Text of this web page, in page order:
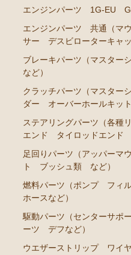
ンカップリング ホース
ブレーキパーツ（マス
ト ホース など）
クラッチパーツ（マス
ーズシリンダー オーバ
ステアリングパーツ（
ツ ラックエンド タイ
足回りパーツ（アッパ
ルジョイント ブッシュ
燃料パーツ（ポンプ
駆動パーツ（センター
ウエザーストリップ
エアコン ヒーター関係
エンジンパーツ 1G-EU
エンジンパーツ 共通（マ
サー デスビローターキャ
ブレーキパーツ（マスタ
など）
クラッチパーツ（マスター
ダー オーバーホールキッ
ステアリングパーツ（各
エンド タイロッドエンド
足回りパーツ（アッパー
ト ブッシュ類 など）
燃料パーツ（ポンプ フ
ホースなど）
駆動パーツ（センターサポ
ーツ デフなど）
ウエザーストリップ ワイ